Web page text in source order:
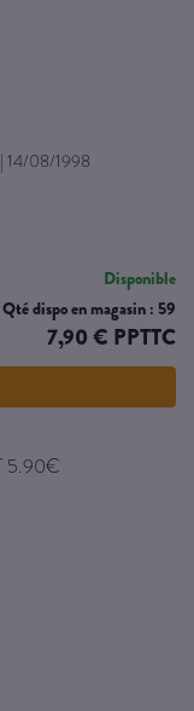
| 14/08/1998
Disponible
Qté dispo en magasin : 59
7,90 € PPTTC